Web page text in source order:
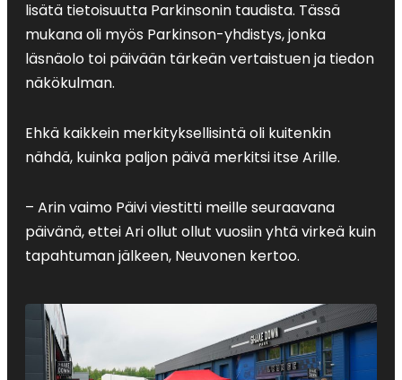
lisätä tietoisuutta Parkinsonin taudista. Tässä
mukana oli myös Parkinson-yhdistys, jonka
läsnäolo toi päivään tärkeän vertaistuen ja tiedon
näkökulman.
Ehkä kaikkein merkityksellisintä oli kuitenkin
nähdä, kuinka paljon päivä merkitsi itse Arille.
– Arin vaimo Päivi viestitti meille seuraavana
päivänä, ettei Ari ollut ollut vuosiin yhtä virkeä kuin
tapahtuman jälkeen, Neuvonen kertoo.